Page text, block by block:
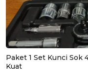
Paket 1 Set Kunci Sok
Kuat